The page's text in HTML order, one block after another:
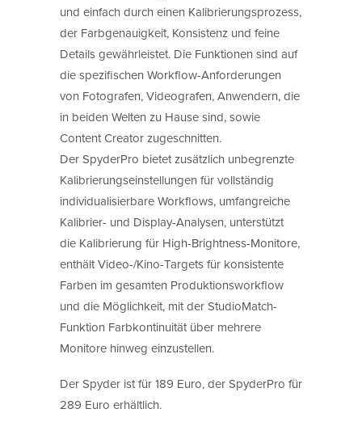
und einfach durch einen Kalibrierungsprozess,
der Farbgenauigkeit, Konsistenz und feine
Details gewährleistet. Die Funktionen sind auf
die spezifischen Workflow-Anforderungen
von Fotografen, Videografen, Anwendern, die
in beiden Welten zu Hause sind, sowie
Content Creator zugeschnitten.
Der SpyderPro bietet zusätzlich unbegrenzte
Kalibrierungseinstellungen für vollständig
individualisierbare Workflows, umfangreiche
Kalibrier- und Display-Analysen, unterstützt
die Kalibrierung für High-Brightness-Monitore,
enthält Video-/Kino-Targets für konsistente
Farben im gesamten Produktionsworkflow
und die Möglichkeit, mit der StudioMatch-
Funktion Farbkontinuität über mehrere
Monitore hinweg einzustellen.
Der Spyder ist für 189 Euro, der SpyderPro für
289 Euro erhältlich.